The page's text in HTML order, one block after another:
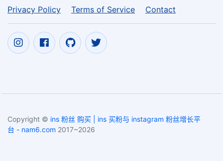
Privacy Policy Terms of Service Contact
Copyright © ins 粉丝 购买 | ins 买粉与 instagram 粉丝增长平
台 - nam6.com 2017~2026